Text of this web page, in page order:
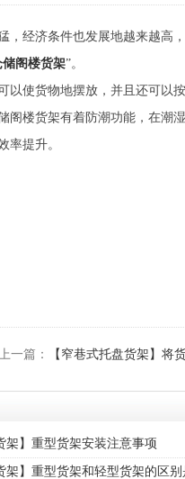
，经济条件也发展地越来越高
储阁楼货架”。
以使货物地摆放，并且还可以
阁楼货架有着防潮功能，在潮
率提升。
一篇： 【窄巷式托盘货架】将
架】重型货架安装注意事项
架】重型货架和轻型货架的区